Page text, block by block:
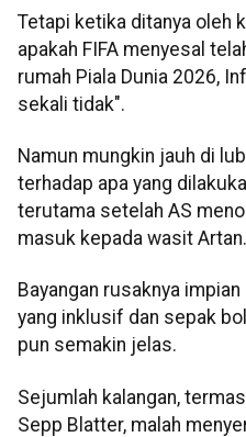
Tetapi ketika ditanya oleh
apakah FIFA menyesal
rumah Piala Dunia 2026,
sekali tidak".
Namun mungkin jauh di
terhadap apa yang
terutama setelah AS
masuk kepada wasit Artan.
Bayangan rusaknya
yang inklusif dan sepak
pun semakin jelas.
Sejumlah kalangan,
Sepp Blatter, malah